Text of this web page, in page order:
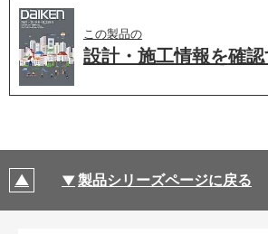
この製品の
設計・施工情報を確認
製品シリーズページに戻る